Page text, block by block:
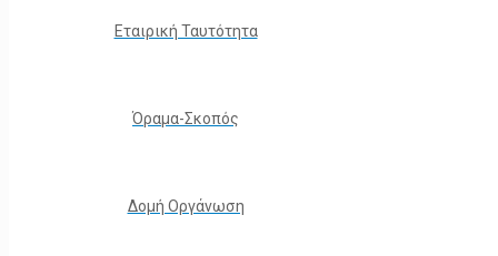
Εταιρική Ταυτότητα
Όραμα-Σκοπός
Δομή Οργάνωση